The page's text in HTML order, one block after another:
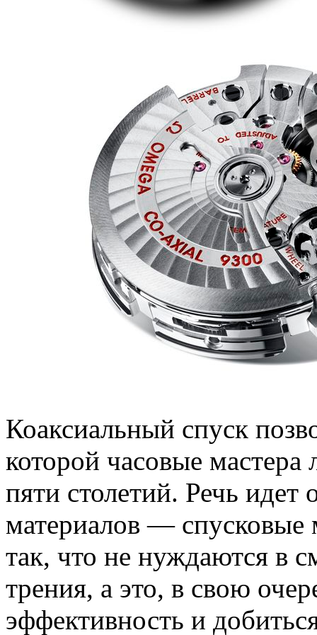
Коаксиальный спуск
которой часовые
пяти столетий. Речь
материалов — спусковые
так, что не нуждаются в
трения, а это, в свою
эффективность и